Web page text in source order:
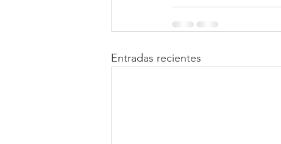
Entradas recientes